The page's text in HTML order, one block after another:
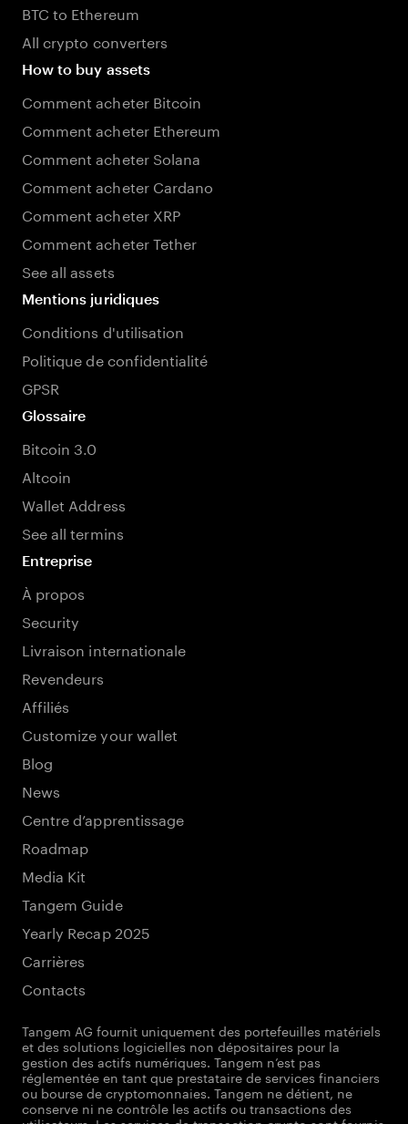
BTC to Ethereum
All crypto converters
How to buy assets
Comment acheter Bitcoin
Comment acheter Ethereum
Comment acheter Solana
Comment acheter Cardano
Comment acheter XRP
Comment acheter Tether
See all assets
Mentions juridiques
Conditions d'utilisation
Politique de confidentialité
GPSR
Glossaire
Bitcoin 3.0
Altcoin
Wallet Address
See all termins
Entreprise
À propos
Security
Livraison internationale
Revendeurs
Affiliés
Customize your wallet
Blog
News
Centre d’apprentissage
Roadmap
Media Kit
Tangem Guide
Yearly Recap 2025
Carrières
Contacts
Tangem AG fournit uniquement des portefeuilles matériels
et des solutions logicielles non dépositaires pour la
gestion des actifs numériques. Tangem n’est pas
réglementée en tant que prestataire de services financiers
ou bourse de cryptomonnaies. Tangem ne détient, ne
conserve ni ne contrôle les actifs ou transactions des